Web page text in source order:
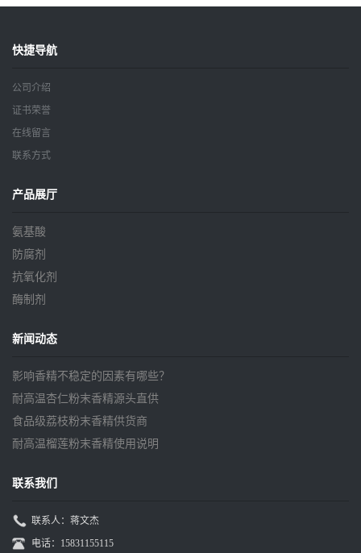
快捷导航
公司介绍
证书荣誉
在线留言
联系方式
产品展厅
氨基酸
防腐剂
抗氧化剂
酶制剂
新闻动态
影响香精不稳定的因素有哪些？
耐高温杏仁粉末香精源头直供
食品级荔枝粉末香精供货商
耐高温榴莲粉末香精使用说明
联系我们
联系人：蒋文杰
电话：15831155115